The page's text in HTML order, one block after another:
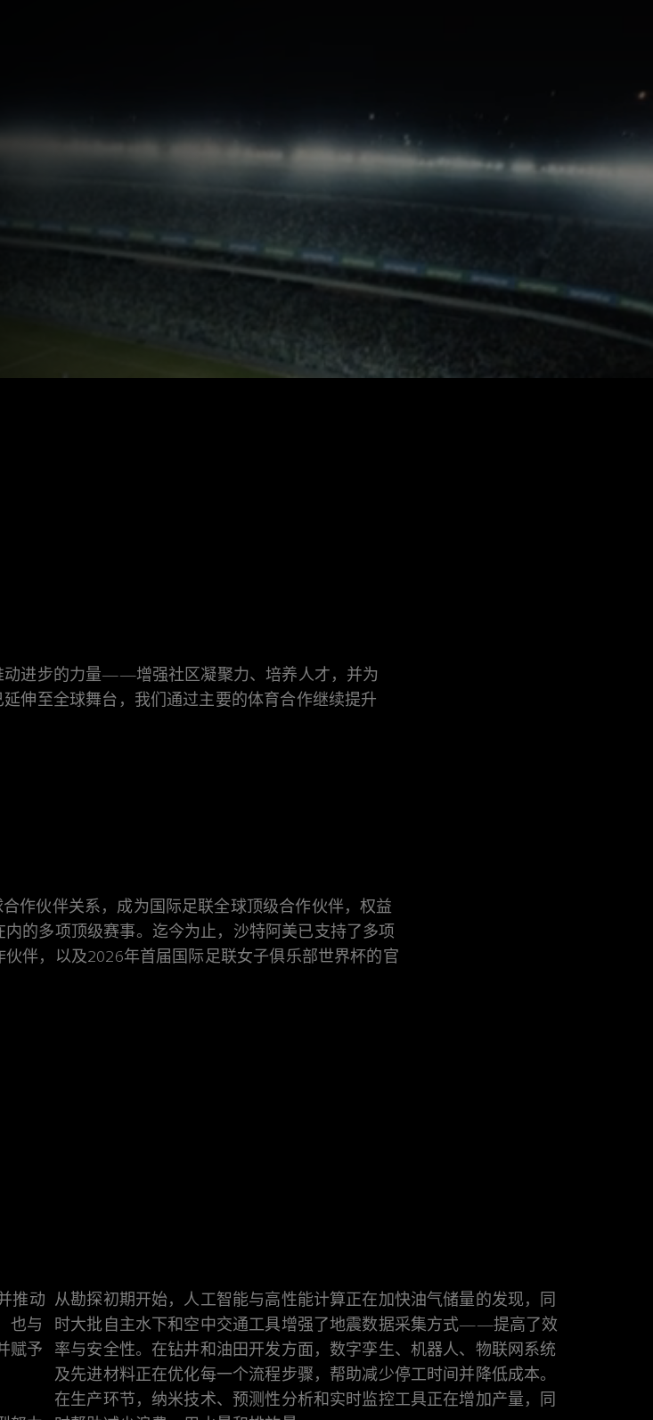
动进步的力量——增强社区凝聚力、培养人才，并为
伸至全球舞台，我们通过主要的体育合作继续提升
作伙伴关系，成为国际足联全球顶级合作伙伴，权益
的多项顶级赛事。迄今为止，沙特阿美已支持了多项
伴，以及2026年首届国际足联女子俱乐部世界杯的官
推动
也与
赋予
从勘探初期开始，人工智能与高性能计算正在加快油气储量的发现，同
时大批自主水下和空中交通工具增强了地震数据采集方式——提高了效
率与安全性。在钻井和油田开发方面，数字孪生、机器人、物联网系统
及先进材料正在优化每一个流程步骤，帮助减少停工时间并降低成本。
在生产环节，纳米技术、预测性分析和实时监控工具正在增加产量，同